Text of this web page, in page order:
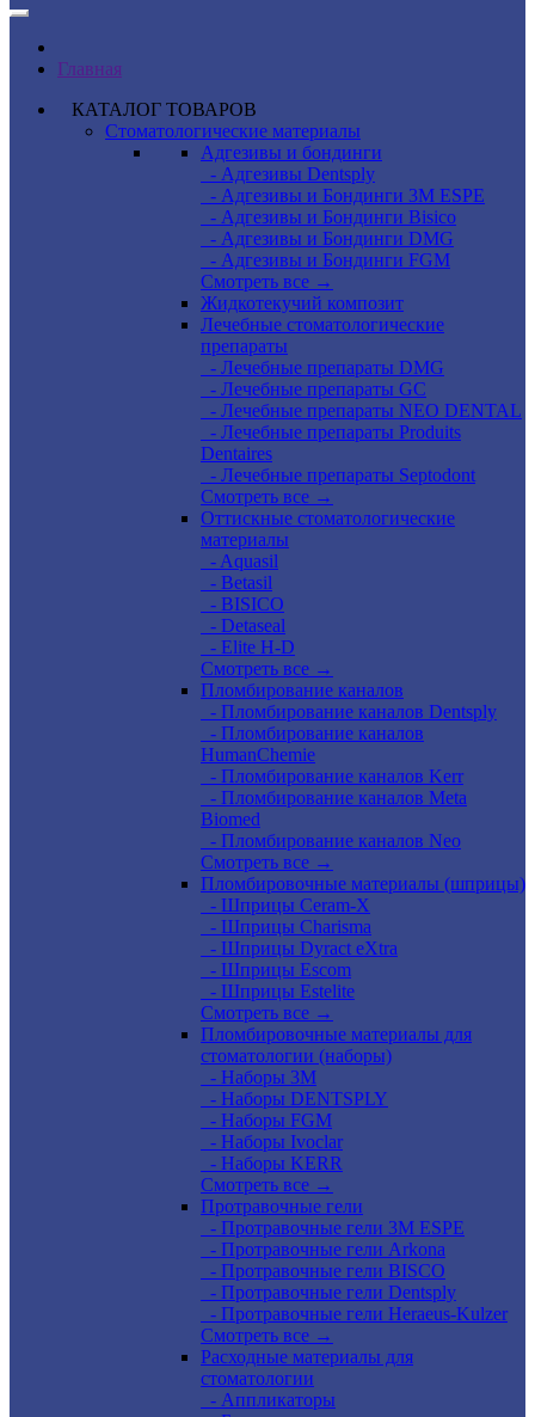
Главная
КАТАЛОГ ТОВАРОВ
Стоматологические материалы
Адгезивы и бондинги
- Адгезивы Dentsply
- Адгезивы и Бондинги 3M ESPE
- Адгезивы и Бондинги Bisico
- Адгезивы и Бондинги DMG
- Адгезивы и Бондинги FGM
Смотреть все →
Жидкотекучий композит
Лечебные стоматологические
препараты
- Лечебные препараты DMG
- Лечебные препараты GC
- Лечебные препараты NEO DENTAL
- Лечебные препараты Produits
Dentaires
- Лечебные препараты Septodont
Смотреть все →
Оттискные стоматологические
материалы
- Aquasil
- Betasil
- BISICO
- Detaseal
- Elite H-D
Смотреть все →
Пломбирование каналов
- Пломбирование каналов Dentsply
- Пломбирование каналов
HumanChemie
- Пломбирование каналов Kerr
- Пломбирование каналов Meta
Biomed
- Пломбирование каналов Neo
Смотреть все →
Пломбировочные материалы (шприцы)
- Шприцы Ceram-X
- Шприцы Charisma
- Шприцы Dyract eXtra
- Шприцы Escom
- Шприцы Estelite
Смотреть все →
Пломбировочные материалы для
стоматологии (наборы)
- Наборы 3М
- Наборы DENTSPLY
- Наборы FGM
- Наборы Ivoclar
- Наборы KERR
Смотреть все →
Протравочные гели
- Протравочные гели 3М ESPE
- Протравочные гели Arkona
- Протравочные гели BISCO
- Протравочные гели Dentsply
- Протравочные гели Heraeus-Kulzer
Смотреть все →
Расходные материалы для
стоматологии
- Аппликаторы